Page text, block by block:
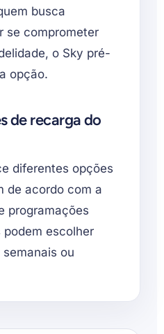
busca
se comprometer
o Sky pré-
opção.
de recarga do
diferentes opções
de acordo com a
programações
escolher
ou